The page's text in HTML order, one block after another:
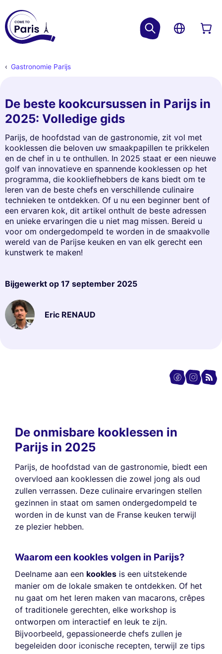
Gastronomie Parijs
De beste kookcursussen in Parijs in
2025: Volledige gids
Parijs, de hoofdstad van de gastronomie, zit vol met
kooklessen die beloven uw smaakpapillen te prikkelen
en de chef in u te onthullen. In 2025 staat er een nieuwe
golf van innovatieve en spannende kooklessen op het
programma, die kookliefhebbers de kans biedt om te
leren van de beste chefs en verschillende culinaire
technieken te ontdekken. Of u nu een beginner bent of
een ervaren kok, dit artikel onthult de beste adressen
en unieke ervaringen die u niet mag missen. Bereid u
voor om ondergedompeld te worden in de smaakvolle
wereld van de Parijse keuken en van elk gerecht een
kunstwerk te maken!
Bijgewerkt op 17 september 2025
Eric RENAUD
De onmisbare kooklessen in
Parijs in 2025
Parijs, de hoofdstad van de gastronomie, biedt een
overvloed aan kooklessen die zowel jong als oud
zullen verrassen. Deze culinaire ervaringen stellen
gezinnen in staat om samen ondergedompeld te
worden in de kunst van de Franse keuken terwijl
ze plezier hebben.
Waarom een kookles volgen in Parijs?
Deelname aan een kookles is een uitstekende
manier om de lokale smaken te ontdekken. Of het
nu gaat om het leren maken van macarons, crêpes
of traditionele gerechten, elke workshop is
ontworpen om interactief en leuk te zijn.
Bijvoorbeeld, gepassioneerde chefs zullen je
begeleiden door iconische recepten, terwijl ze tips